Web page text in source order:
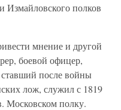
Измайловского полков
мнение и другой
боевой офицер,
после войны
лож, служил с 1819
Московском полку.